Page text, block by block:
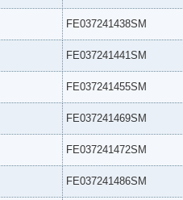
FE037241438SM
FE037241441SM
FE037241455SM
FE037241469SM
FE037241472SM
FE037241486SM